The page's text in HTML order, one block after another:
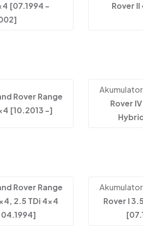
[07.1994 -
Rover
Rover Range
[10.2013 -]
Rover
Rover Range
2.5 TDi 4x4
04.1994]
Rover I